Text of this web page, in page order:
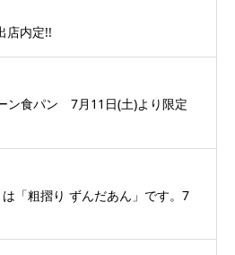
店内定!!
ン食パン 7月11日(土)より限定
「粗摺り ずんだあん」です。7